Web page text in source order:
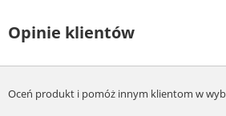
Opinie klientów
Oceń produkt i pomóż innym klientom w